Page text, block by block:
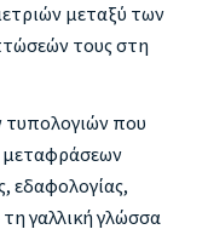
μεταξύ των
τους στη
τυπολογιών που
μεταφράσεων
εδαφολογίας,
γαλλική γλώσσα